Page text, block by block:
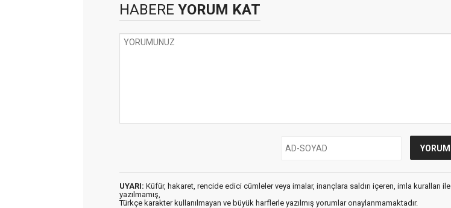
HABERE YORUM KAT
UYARI: Küfür, hakaret, rencide edici cümleler veya imalar, inançlara saldırı içeren, imla kuralları ile
yazılmamış,
Türkçe karakter kullanılmayan ve büyük harflerle yazılmış yorumlar onaylanmamaktadır.